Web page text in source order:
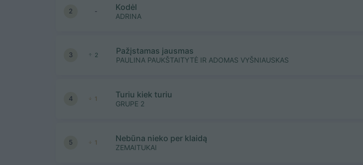
2 - Kodėl
ADRINA
3 2 Pažįstamas jausmas
PAULINA PAUKŠTAITYTĖ IR ADOMAS VYŠNIAUSKAS
4 1 Turiu kiek turiu
GRUPE 2
5 1 Nebūna nieko per klaidą
ZEMAITUKAI